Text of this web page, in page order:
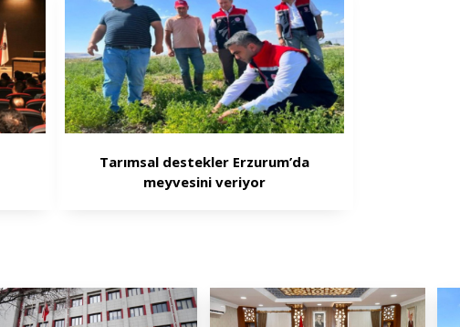
Tarımsal destekler Erzurum’da
meyvesini veriyor